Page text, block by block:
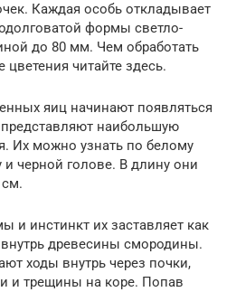
Каждая особь откладывает
формы светло-
до 80 мм. Чем обработать
читайте здесь.
яиц начинают появляться
наибольшую
Их можно узнать по белому
и черной голове. В длину они
см.
и инстинкт их заставляет как
древесины смородины.
ходы внутрь через почки,
и трещины на коре. Попав